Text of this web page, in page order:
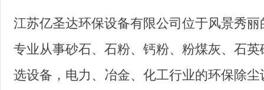
江苏亿圣达环保设备有限公司位于风景秀
专业从事砂石、石粉、钙粉、粉煤灰、石
选设备，电力、冶金、化工行业的环保除